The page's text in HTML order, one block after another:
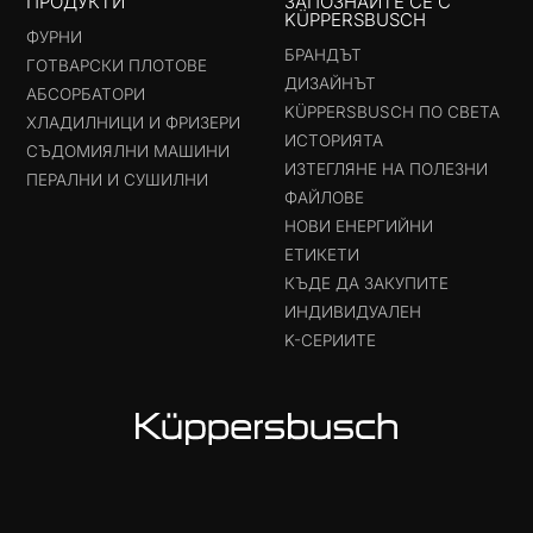
ФУРНИ
ГОТВАРСКИ ПЛОТОВЕ
АБСОРБАТОРИ
ХЛАДИЛНИЦИ И ФРИЗЕРИ
СЪДОМИЯЛНИ МАШИНИ
ПЕРАЛНИ И СУШИЛНИ
KÜPPERSBUSCH
БРАНДЪТ
ДИЗАЙНЪТ
KÜPPERSBUSCH ПО СВЕТА
ИСТОРИЯТА
ИЗТЕГЛЯНЕ НА ПОЛЕЗНИ
ФАЙЛОВЕ
НОВИ ЕНЕРГИЙНИ
ЕТИКЕТИ
КЪДЕ ДА ЗАКУПИТЕ
ИНДИВИДУАЛЕН
K-СЕРИИТЕ